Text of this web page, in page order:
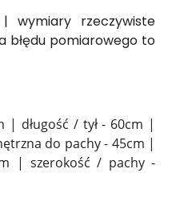
| wymiary rzeczywiste
błędu pomiarowego to
| długość / tył - 60cm |
do pachy - 45cm |
| szerokość / pachy -